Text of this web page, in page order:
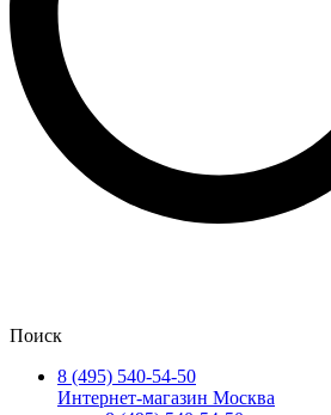
Поиск
8 (495) 540-54-50
Интернет-магазин Москва